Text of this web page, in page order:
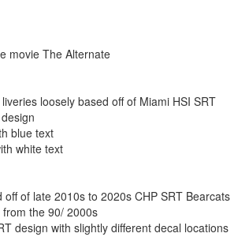
movie The Alternate
loosely based off of Miami HSI SRT
blue text
white text
of late 2010s to 2020s CHP SRT Bearcats
the 90/ 2000s
design with slightly different decal locations